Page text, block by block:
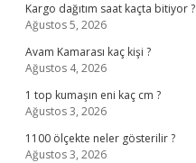
Kargo dağıtım saat kaçta bitiyor ?
Ağustos 5, 2026
Avam Kamarası kaç kişi ?
Ağustos 4, 2026
1 top kumaşın eni kaç cm ?
Ağustos 3, 2026
1100 ölçekte neler gösterilir ?
Ağustos 3, 2026